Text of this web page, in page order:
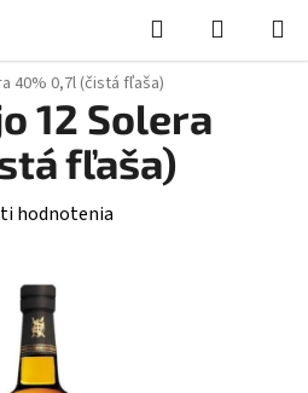
Hľadať
KOŠÍK
40% 0,7l (čistá fľaša)
12 Solera
fľaša)
hodnotenia